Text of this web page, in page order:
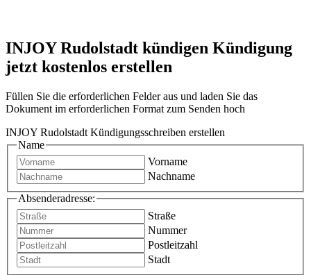
INJOY Rudolstadt kündigen Kündigung
jetzt kostenlos erstellen
Füllen Sie die erforderlichen Felder aus und laden Sie das
Dokument im erforderlichen Format zum Senden hoch
INJOY Rudolstadt Kündigungsschreiben erstellen
Name
Vorname
Nachname
Absenderadresse:
Straße
Nummer
Postleitzahl
Stadt